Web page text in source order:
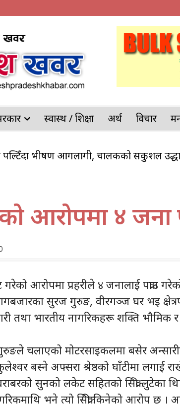
स्वास्थ / शिक्षा अर्थ विचार
पल्टिँदा भीषण आगलागी, चालकको सकुशल
आरोपमा ४ जना
गरेको आरोपमा प्रहरीले ४ जनालाई पक्राउ
सुरज गुरुङ, वीरगञ्ज घर भइ
तथा भारतीय नागरिकहरू शक्ति भौमिक
चलाएको मोटरसाइकलमा बसेर
बस्ने अफ्सरा श्रेष्ठको घाँटीमा लगाई
सुनको लकेट सहितको सिक्री लुटेका थिए
भने त्यो सिक्री किनेको आरोप छ